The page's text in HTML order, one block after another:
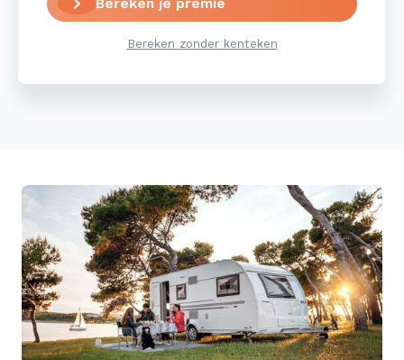
Bereken je premie
Bereken zonder kenteken